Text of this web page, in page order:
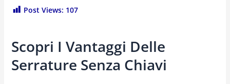
Post Views: 107
Scopri I Vantaggi Delle
Serrature Senza Chiavi